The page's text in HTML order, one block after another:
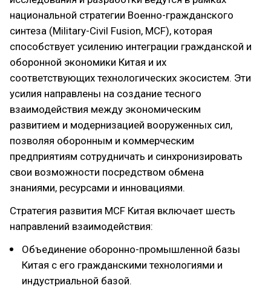
национальной стратегии Военно-гражданского
синтеза (Military-Civil Fusion, MCF), которая
способствует усилению интеграции гражданской и
оборонной экономики Китая и их
соответствующих технологических экосистем. Эти
усилия направлены на создание тесного
взаимодействия между экономическим
развитием и модернизацией вооруженных сил,
позволяя оборонным и коммерческим
предприятиям сотрудничать и синхронизировать
свои возможности посредством обмена
знаниями, ресурсами и инновациями.
Стратегия развития MCF Китая включает шесть
направлений взаимодействия:
Объединение оборонно-промышленной базы
Китая с его гражданскими технологиями и
индустриальной базой.